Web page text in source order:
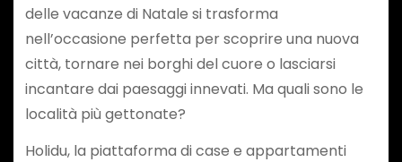
delle vacanze di Natale si trasforma
nell’occasione perfetta per scoprire una nuova
città, tornare nei borghi del cuore o lasciarsi
incantare dai paesaggi innevati. Ma quali sono le
località più gettonate?
Holidu, la piattaforma di case e appartamenti